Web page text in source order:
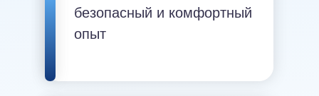
безопасный и комфортный
опыт